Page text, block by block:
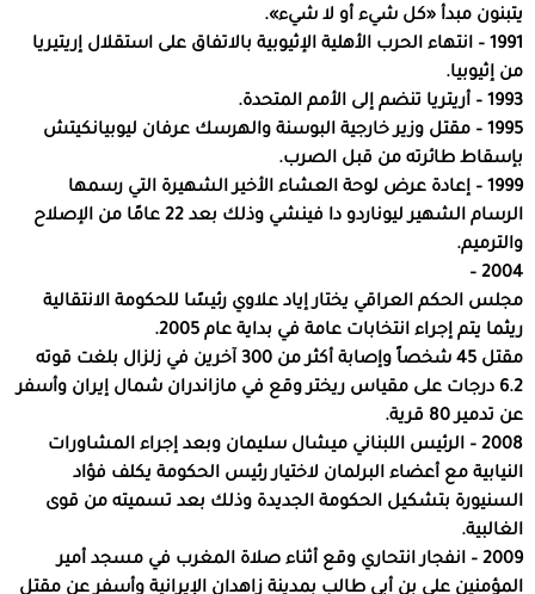
يتبنون مبدأ «كل شيء أو لا شيء».
1991 – انتهاء الحرب الأهلية الإثيوبية بالاتفاق على استقلال إريتيريا
من إثيوبيا.
1993 – أريتريا تنضم إلى الأمم المتحدة.
1995 – مقتل وزير خارجية البوسنة والهرسك عرفان ليوبيانكيتش
بإسقاط طائرته من قبل الصرب.
1999 – إعادة عرض لوحة العشاء الأخير الشهيرة التي رسمها
الرسام الشهير ليوناردو دا فينشي وذلك بعد 22 عامًا من الإصلاح
والترميم.
2004 –
مجلس الحكم العراقي يختار إياد علاوي رئيسًا للحكومة الانتقالية
ريثما يتم إجراء انتخابات عامة في بداية عام 2005.
مقتل 45 شخصاً وإصابة أكثر من 300 آخرين في زلزال بلغت قوته
6.2 درجات على مقياس ريختر وقع في مازاندران شمال إيران وأسفر
عن تدمير 80 قرية.
2008 – الرئيس اللبناني ميشال سليمان وبعد إجراء المشاورات
النيابية مع أعضاء البرلمان لاختيار رئيس الحكومة يكلف فؤاد
السنيورة بتشكيل الحكومة الجديدة وذلك بعد تسميته من قوى
الغالبية.
2009 – انفجار انتحاري وقع أثناء صلاة المغرب في مسجد أمير
المؤمنين علي بن أبي طالب بمدينة زاهدان الإيرانية وأسفر عن مقتل